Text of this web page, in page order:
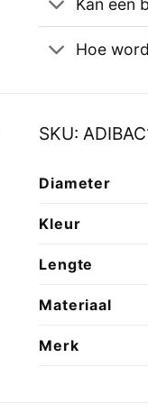
Hoe
SKU:
Diameter
Kleur
Lengte
Materiaal
Merk